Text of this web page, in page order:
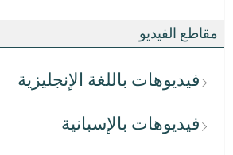
مقاطع الفيديو
فيديوهات باللغة الإنجليزية
فيديوهات بالإسبانية